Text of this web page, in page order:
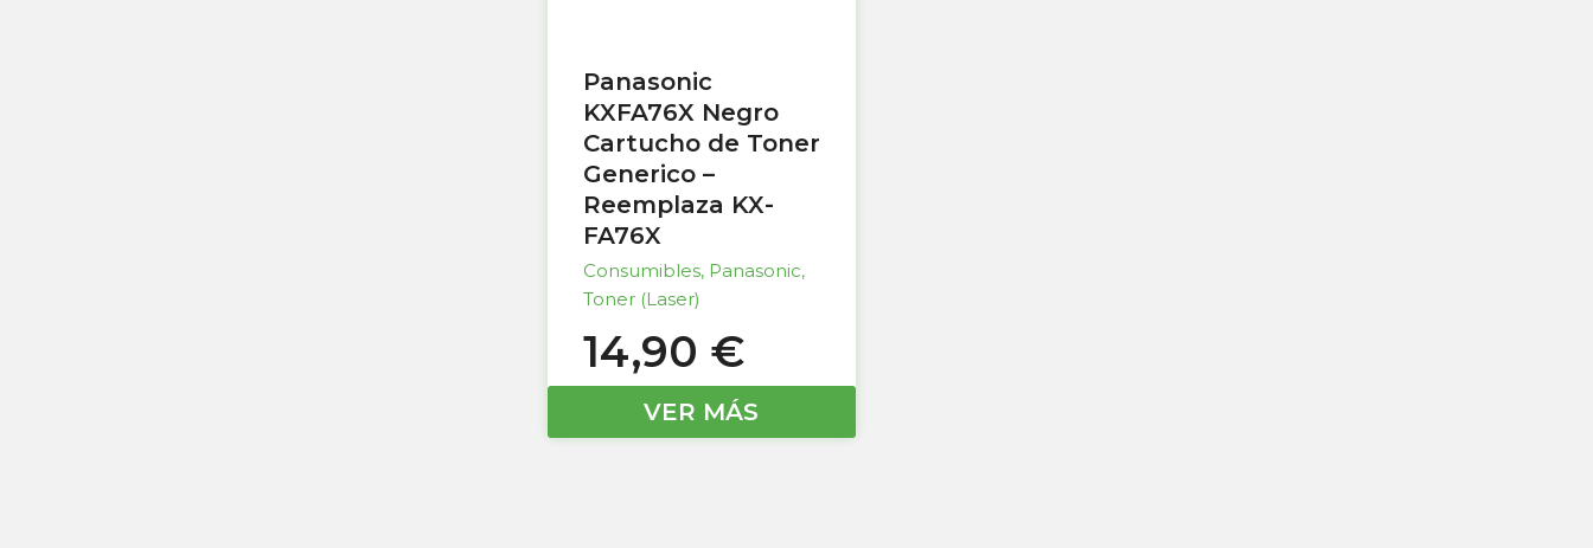
Panasonic
KXFA76X Negro
Cartucho de Toner
Generico –
Reemplaza KX-
FA76X
Consumibles, Panasonic,
Toner (Laser)
14,90 €
VER MÁS